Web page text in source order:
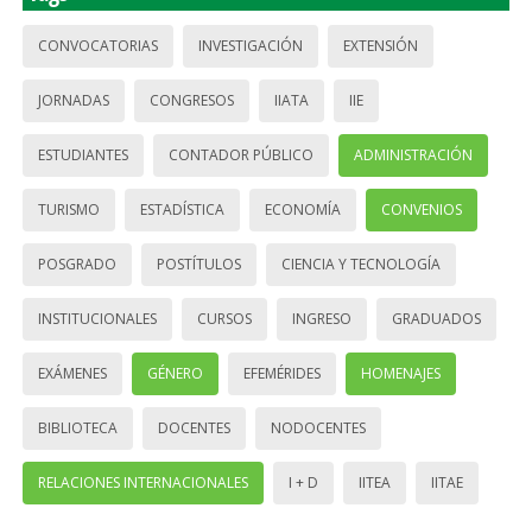
CONVOCATORIAS INVESTIGACIÓN EXTENSIÓN
JORNADAS CONGRESOS IIATA IIE
ESTUDIANTES CONTADOR PÚBLICO ADMINISTRACIÓN
TURISMO ESTADÍSTICA ECONOMÍA CONVENIOS
POSGRADO POSTÍTULOS CIENCIA Y TECNOLOGÍA
INSTITUCIONALES CURSOS INGRESO GRADUADOS
EXÁMENES GÉNERO EFEMÉRIDES HOMENAJES
BIBLIOTECA DOCENTES NODOCENTES
RELACIONES INTERNACIONALES I + D IITEA IITAE